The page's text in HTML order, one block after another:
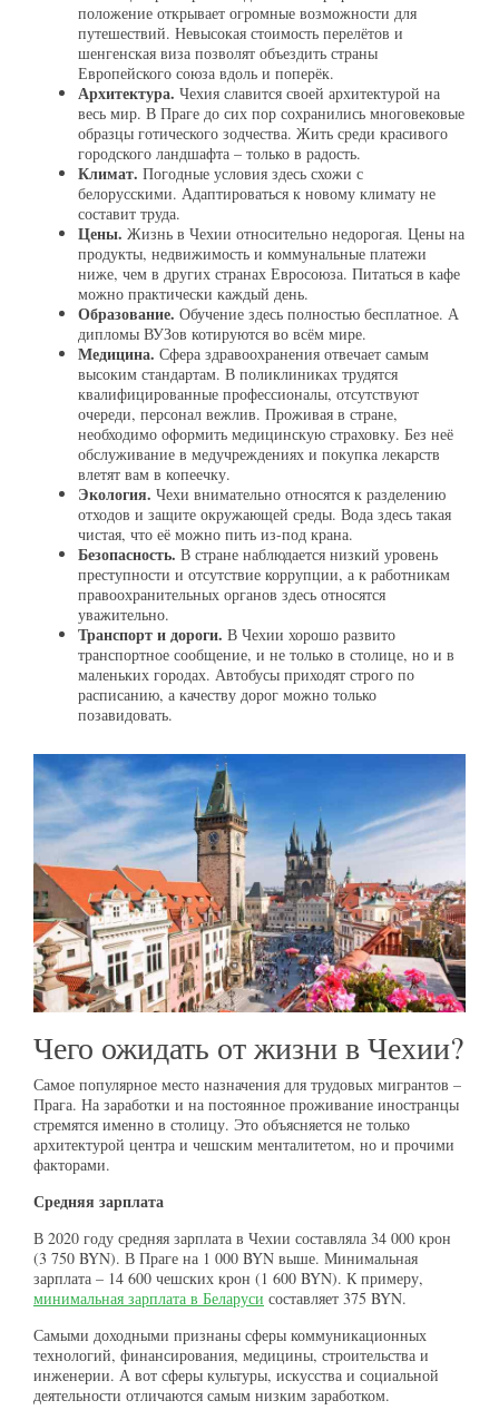
положение открывает огромные возможности для
путешествий. Невысокая стоимость перелётов и
шенгенская виза позволят объездить страны
Европейского союза вдоль и поперёк.
Архитектура. Чехия славится своей архитектурой на
весь мир. В Праге до сих пор сохранились многовековые
образцы готического зодчества. Жить среди красивого
городского ландшафта – только в радость.
Климат. Погодные условия здесь схожи с
белорусскими. Адаптироваться к новому климату не
составит труда.
Цены. Жизнь в Чехии относительно недорогая. Цены на
продукты, недвижимость и коммунальные платежи
ниже, чем в других странах Евросоюза. Питаться в кафе
можно практически каждый день.
Образование. Обучение здесь полностью бесплатное. А
дипломы ВУЗов котируются во всём мире.
Медицина. Сфера здравоохранения отвечает самым
высоким стандартам. В поликлиниках трудятся
квалифицированные профессионалы, отсутствуют
очереди, персонал вежлив. Проживая в стране,
необходимо оформить медицинскую страховку. Без неё
обслуживание в медучреждениях и покупка лекарств
влетят вам в копеечку.
Экология. Чехи внимательно относятся к разделению
отходов и защите окружающей среды. Вода здесь такая
чистая, что её можно пить из-под крана.
Безопасность. В стране наблюдается низкий уровень
преступности и отсутствие коррупции, а к работникам
правоохранительных органов здесь относятся
уважительно.
Транспорт и дороги. В Чехии хорошо развито
транспортное сообщение, и не только в столице, но и в
маленьких городах. Автобусы приходят строго по
расписанию, а качеству дорог можно только
позавидовать.
Чего ожидать от жизни в Чехии?
Самое популярное место назначения для трудовых мигрантов –
Прага. На заработки и на постоянное проживание иностранцы
стремятся именно в столицу. Это объясняется не только
архитектурой центра и чешским менталитетом, но и прочими
факторами.
Средняя зарплата
В 2020 году средняя зарплата в Чехии составляла 34 000 крон
(3 750 BYN). В Праге на 1 000 BYN выше. Минимальная
зарплата – 14 600 чешских крон (1 600 BYN). К примеру,
минимальная зарплата в Беларуси составляет 375 BYN.
Самыми доходными признаны сферы коммуникационных
технологий, финансирования, медицины, строительства и
инженерии. А вот сферы культуры, искусства и социальной
деятельности отличаются самым низким заработком.